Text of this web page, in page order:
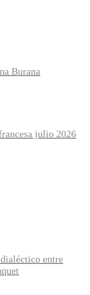
Burana
julio 2026
entre